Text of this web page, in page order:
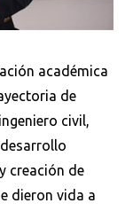
académica
de
civil,
creación de
dieron vida a